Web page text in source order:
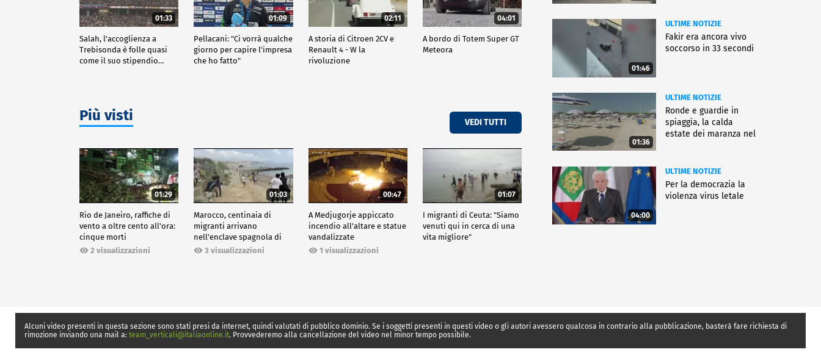
01:33
Salah, l'accoglienza a
Trebisonda è folle quasi
come il suo stipendio…
01:09
Pellacani: "Ci vorrà qualche
giorno per capire l'impresa
che ho fatto"
02:11
A storia di Citroen 2CV e
Renault 4 - W la
rivoluzione
04:01
A bordo di Totem Super GT
Meteora
Più visti VEDI TUTTI
01:29
Rio de Janeiro, raffiche di
vento a oltre cento all'ora:
cinque morti
2 visualizzazioni
01:03
Marocco, centinaia di
migranti arrivano
nell'enclave spagnola di
Ceuta3 visualizzazioni
00:47
A Medjugorje appiccato
incendio all'altare e statue
vandalizzate
1 visualizzazioni
01:07
I migranti di Ceuta: "Siamo
venuti qui in cerca di una
vita migliore"
01:46
ULTIME NOTIZIE
Fakir era ancora vivo
soccorso in 33 secondi
01:36
ULTIME NOTIZIE
Ronde e guardie in
spiaggia, la calda
estate dei maranza nel
04:00
ULTIME NOTIZIE
Per la democrazia la
violenza virus letale
Alcuni video presenti in questa sezione sono stati presi da internet, quindi valutati di pubblico dominio. Se i soggetti presenti in questi video o gli autori avessero qualcosa in contrario alla pubblicazione, basterà fare richiesta di
rimozione inviando una mail a: team_verticali@italiaonline.it. Provvederemo alla cancellazione del video nel minor tempo possibile.